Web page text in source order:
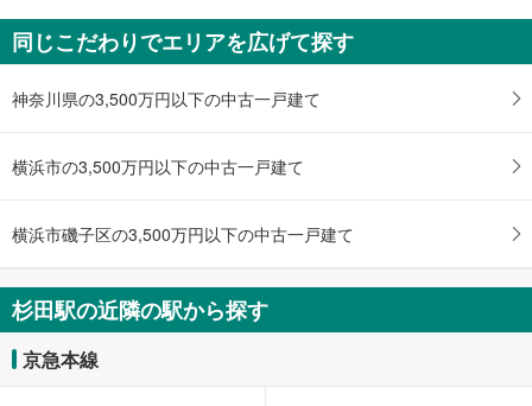
マ
イ
ペ
ー
保
す
る
同じこだわりでエリアを広げて探す
神奈川県の3,500万円以下の中古一戸建て
横浜市の3,500万円以下の中古一戸建て
横浜市磯子区の3,500万円以下の中古一戸建て
杉田駅の近隣の駅から探す
京急本線